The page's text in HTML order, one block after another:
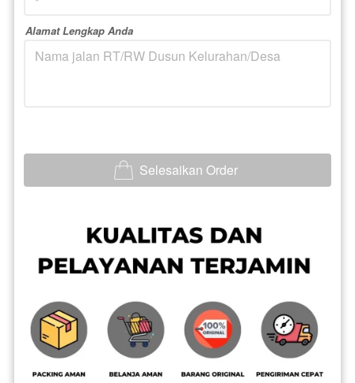
Alamat Lengkap Anda
` Selesaikan Order